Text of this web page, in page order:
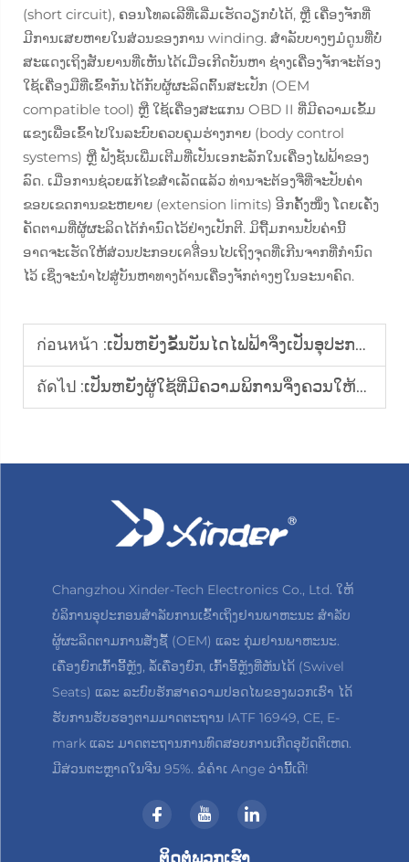
(short circuit), ຄອນໂທລເລີທີ່ເລີ່ມເຮັດວຽກບໍ່ໄດ້, ຫຼື ເຄື່ອງຈັກທີ່
ມີການເສຍຫາຍໃນສ່ວນຂອງການ winding. ສຳລັບບາງໆມໍດູນທີ່ບໍ່
ສະແດງເຖິງສັນຍານທີ່ເຫັນໄດ້ເມື່ອເກີດບັນຫາ ຊ່າງເຄື່ອງຈັກຈະຕ້ອງ
ໃຊ້ເຄື່ອງມືທີ່ເຂົ້າກັນໄດ້ກັບຜູ້ຜະລິດຕົ້ນສະເປັກ (OEM
compatible tool) ຫຼື ໃຊ້ເຄື່ອງສະແກນ OBD II ທີ່ມີຄວາມເຂັ້ມ
ແຂງເພື່ອເຂົ້າໄປໃນລະບົບຄວບຄຸມຮ່າງກາຍ (body control
systems) ຫຼື ຟັງຊັນເພີ່ມເຕີມທີ່ເປັນເອກະລັກໃນເຄື່ອງໄຟຟ້າຂອງ
ລົດ. ເມື່ອການຊ່ວຍແກ້ໄຂສຳເລັດແລ້ວ ທ່ານຈະຕ້ອງຈື່ທີ່ຈະປັບຄ່າ
ຂອບເຂດການຂະຫຍາຍ (extension limits) ອີກຄັ້ງໜຶ່ງ ໂດຍເຄັ່ງ
ຄັດຕາມທີ່ຜູ້ຜະລິດໄດ້ກຳນົດໄວ້ຢ່າງເປັກຕີ. ມິຖື້ມການປັບຄ່ານີ້
ອາດຈະເຮັດໃຫ້ສ່ວນປະກອບເคลື່ອນໄປເຖິງຈຸດທີ່ເກີນຈາກທີ່ກຳນົດ
ໄວ້ ເຊິ່ງຈະນຳໄປສູ່ບັນຫາທາງດ້ານເຄື່ອງຈັກຕ່າງໆໃນອະນາຄົດ.
ก่อนหน้า :ເປັນຫຍັງຂັ້ນບັນໄດໄຟຟ້າຈຶ່ງເປັນອຸປະກອນເ Ergonomic ທີ່ຈຳເປັນສຳລັບຍານພາຫະນະທີ່ເຂົ້າເຖິງໄດ້ງ່າຍ
ถัดไป :ເປັນຫຍັງຜູ້ໃຊ້ທີ່ມີຄວາມພິການຈຶ່ງຄວນໃຫ້ຄວາມສຳຄັນກັບຄວາມປອດໄພເປັນອັນດັບທຳອິດເມື່ອໃຊ້ບັນໄດຟື້ນຟູໄຟຟ້າ
Changzhou Xinder-Tech Electronics Co., Ltd. ໃຫ້
ບໍລິການອຸປະກອນສຳລັບການເຂົ້າເຖິງຢານພາຫະນະ ສຳລັບ
ຜູ້ຜະລິດຕາມການສັ່ງຊື້ (OEM) ແລະ ກຸ່ມຢານພາຫະນະ.
ເຄື່ອງຍົກເກົ້າອີ້ຫຼັງ, ລໍ້ເຄື່ອງຍົກ, ເກົ້າອີ້ຫຼັງທີ່ຫັນໄດ້ (Swivel
Seats) ແລະ ລະບົບຮັກສາຄວາມປອດໄພຂອງພວກເຮົາ ໄດ້
ຮັບການຮັບຮອງຕາມມາດຕະຖານ IATF 16949, CE, E-
mark ແລະ ມາດຕະຖານການທົດສອບການເກີດອຸບັດຕິເຫດ.
ມີສ່ວນຕະຫຼາດໃນຈີນ 95%. ຂໍຄຳເ Ange ວ່ານີ້ເດີ!